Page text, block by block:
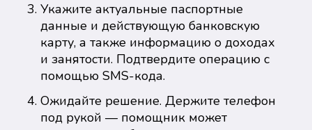
Укажите актуальные паспортные
данные и действующую банковскую
карту, а также информацию о доходах
и занятости. Подтвердите операцию с
помощью SMS-кода.
Ожидайте решение. Держите телефон
под рукой — помощник может